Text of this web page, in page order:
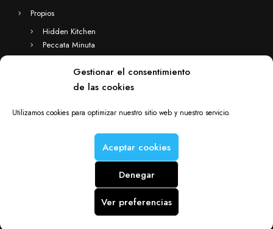
Gestionar el consentimiento
de las cookies
Utilizamos cookies para optimizar nuestro sitio web y nuestro servicio.
Aceptar cookies
Denegar
Ver preferencias
Propios
Hidden Kitchen
Peccata Minuta
Hidden Kitchen Business
Chefs(in) is a Deacorde brand © Copyright 2012-2025. All rights